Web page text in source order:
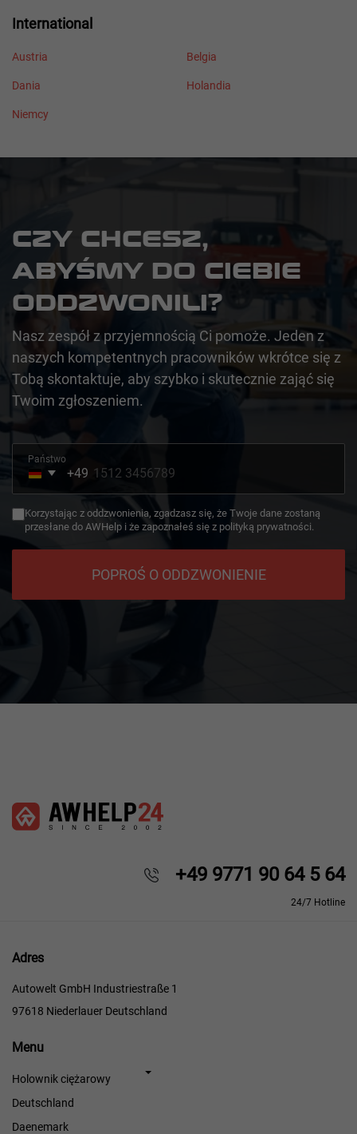
International
Austria Belgia
Dania Holandia
Niemcy
CZY CHCESZ,
ABYŚMY DO CIEBIE
ODDZWONILI?
Nasz zespół z przyjemnością Ci pomoże. Jeden z
naszych kompetentnych pracowników wkrótce się z
Tobą skontaktuje, aby szybko i skutecznie zająć się
Twoim zgłoszeniem.
Państwo
Germany
+49
+49
Korzystając z oddzwonienia, zgadzasz się, że Twoje dane zostaną
przesłane do AWHelp i że zapoznałeś się z polityką prywatności.
POPROŚ O ODDZWONIENIE
+49 9771 90 64 5 64
24/7 Hotline
Adres
Autowelt GmbH Industriestraße 1
97618 Niederlauer Deutschland
Menu
Menu
Holownik ciężarowy
Deutschland
Daenemark